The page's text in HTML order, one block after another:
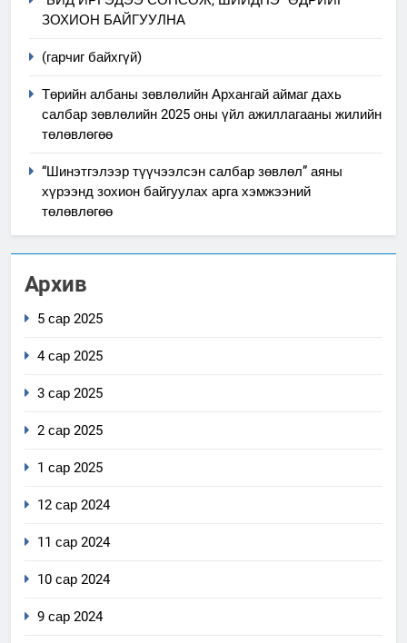
ЗОХИОН БАЙГУУЛНА
(гарчиг байхгүй)
Төрийн албаны зөвлөлийн Архангай аймаг дахь
салбар зөвлөлийн 2025 оны үйл ажиллагааны жилийн
төлөвлөгөө
“Шинэтгэлээр түүчээлсэн салбар зөвлөл” аяны
хүрээнд зохион байгуулах арга хэмжээний
төлөвлөгөө
Архив
5 сар 2025
4 сар 2025
3 сар 2025
2 сар 2025
1 сар 2025
12 сар 2024
11 сар 2024
10 сар 2024
9 сар 2024